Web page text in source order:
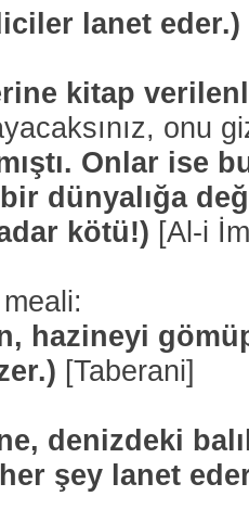
lanet eder.)
kitap
onu
Onlar ise
dünyalığa
kötü!) [Al-i
hazineyi
[Taberani]
denizdeki
şey lanet